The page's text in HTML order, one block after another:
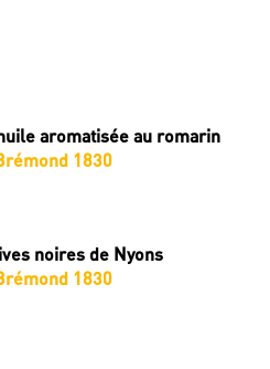
aromatisée au romarin
1830
noires de Nyons
1830